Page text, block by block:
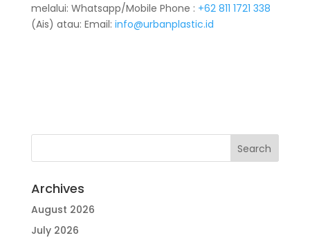
melalui: Whatsapp/Mobile Phone : +62 811 1721 338
(Ais) atau: Email: info@urbanplastic.id
Archives
August 2026
July 2026